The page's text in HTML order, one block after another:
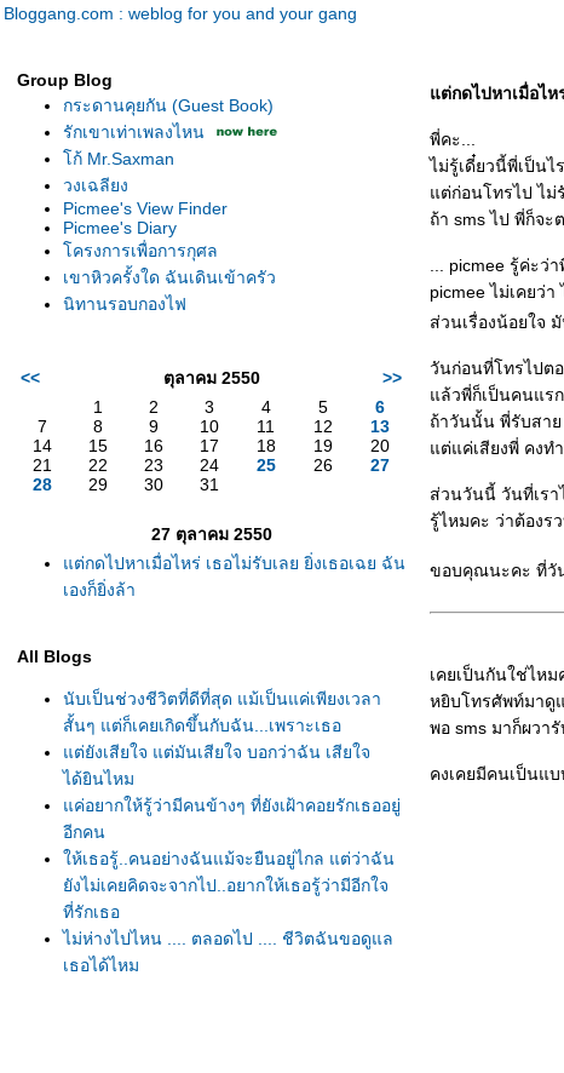
Bloggang.com : weblog for you and your gang
Group Blog
กระดานคุยกัน (Guest Book)
รักเขาเท่าเพลงไหน
ก้ Mr.Saxman
วงเฉลียง
Picmee's View Finder
Picmee's Diary
ครงการเพื่อการกุศล
เขาหิวครั้งใด ฉันเดินเข้าครัว
นิทานรอบกองไฟ
<< ตุลาคม 2550
>>
1
2 3 4 5
6
7
8 9 10 11 12
13
14
15 16 17 18 19
20
21
22 23 24 25 26
27
28
29 30 31
27 ตุลาคม 2550
ต่กดไปหาเมื่อไหร่ เธอไม่รับเลย ยิ่งเธอเฉย ฉัน
เองก็ยิ่งล้า
All Blogs
นับเป็นช่วงชีวิตที่ดีที่สุด แม้เป็นแค่เพียงเวลา
สั้นๆ แต่ก็เคยเกิดขึ้นกับฉัน...เพราะเธอ
ต่ยังเสียใจ แต่มันเสียใจ บอกว่าฉัน เสียใจ
ได้ยินไหม
ค่อยากให้รู้ว่ามีคนข้างๆ ที่ยังเฝ้าคอยรักเธออยู่
อีกคน
ห้เธอรู้..คนอย่างฉันแม้จะยืนอยู่ไกล แต่ว่าฉัน
ังไม่เคยคิดจะจากไป..อยากให้เธอรู้ว่ามีอีกใจ
ที่รักเธอ
ไม่ห่างไปไหน .... ตลอดไป .... ชีวิตฉันขอดูแล
เธอได้ไหม
ต่กดไปหาเมื่อไหร่
พี่คะ...
ไม่รู้เดี๋ยวนี้พี่เป็น
ต่ก่อนโทรไป ไม่
ถ้า sms ไป พี่ก็จ
... picmee รู้ค่ะ
picmee ไม่เคยว่า
ส่วนเรื่องน้อยใจ
วันก่อนที่โทรไปตอ
ล้วพี่ก็เป็นคนแรก
ถ้าวันนั้น พี่รับสา
ต่แค่เสียงพี่ คงทำ
ส่วนวันนี้ วันที่เร
รู้ไหมคะ ว่าต้องร
ขอบคุณนะคะ ที่วั
เคยเป็นกันใช่ไห
หยิบโทรศัพท์มาดู
พอ sms มาก็ผวารั
คงเคยมีคนเป็นแ